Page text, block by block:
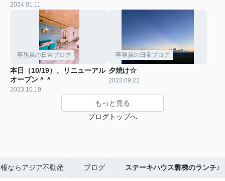
2024.01.11
事務員の日常ブログ
本日（10/19）、リニューアル
オープン＾＾
2023.10.19
事務員の日常ブログ
夕焼け☆
2023.09.22
もっと見る
ブログトップへ
ならアジア不動産 ブログ ステーキハウス磐梯のランチ♪